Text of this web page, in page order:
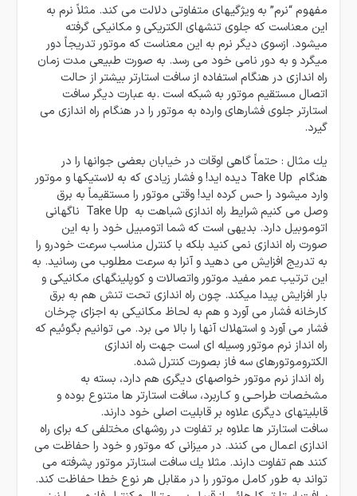
مفهوم “نرم” به ویژگیهای متفاوتی دلالت می كند. مثلاً نرم به
این معناست كه جلوی تنشهای الكتریكی و مكانیكی گرفته
میشود. ازسوی دیگر نرم به این معناست كه موتور تدریجاً دور
میگرد و به دور نامی خود می رسد. به صورت طبیعی مدت زمان
راه اندازی در هنگام استفاده از سافت استارتر بیشتر از حالت
اتصال مستقیم موتور به شبكه است .به عبارت دیگر سافت
استارتر جلوی فشارهای وارده به موتور را در هنگام راه اندازی می
گیرد.
یك مثال : حتماً گاهی اوقات در خیابان بعضی جوانها را در
هنگام Take Up دیده اید! و فشار زیادی كه به لاستیكها و موتور
وارد میشود را حس كرده اید! وقتی موتور را مستقیماً به برق
وصل می كنیم شرایط راه اندازی شباهت به Take Up ناگهانی
اتوموبیل دارد. بدیهی است كه شما اتومبیل خود را به این
صورت راه اندازی نمی كنید بلكه با كنترل مناسب سرعت خودرو را
به تدریج افزایش می دهید و آنرا به سرعت مطلوب می رسانید. به
این ترتیب عمر مفید موتور واتصالات و كوپلینگهای مكانیكی و
بار افزایش پیدا میكند. چون راه اندازی تحت تنش هم به برق
كارخانه فشار می آورد و هم به لحاظ مكانیكی به اجزای چرخان
فشار می آورد و استهلاك آنها را بالا می برد. می توانیم بگوئیم كه
راه انداز نرم موتور وسیله ای است جهت راه اندازی
الكتروموتورهای سه فاز بصورت كنترل شده.
راه انداز نرم موتور خواصهای دیگری هم دارد، بسته به
مشخصات طراحـی و كـاربرد، سافت استارتر ها متنوع بوده و
قابلیتهای دیگری علاوه بر قابلیت اصلی خود دارند.
سافت استارتر ها علاوه بر تفاوت در روشهای مختلفی كـه برای راه
اندازی اعمال می كنند. در میزانی كه موتور و خود را حفاظت می
كنند هم تفاوت دارند. مثلا یك سافت استارتر موتور پشرفته می
تواند به طور كامل موتور را در مقابل هر نوع خطا حفاظت كند.